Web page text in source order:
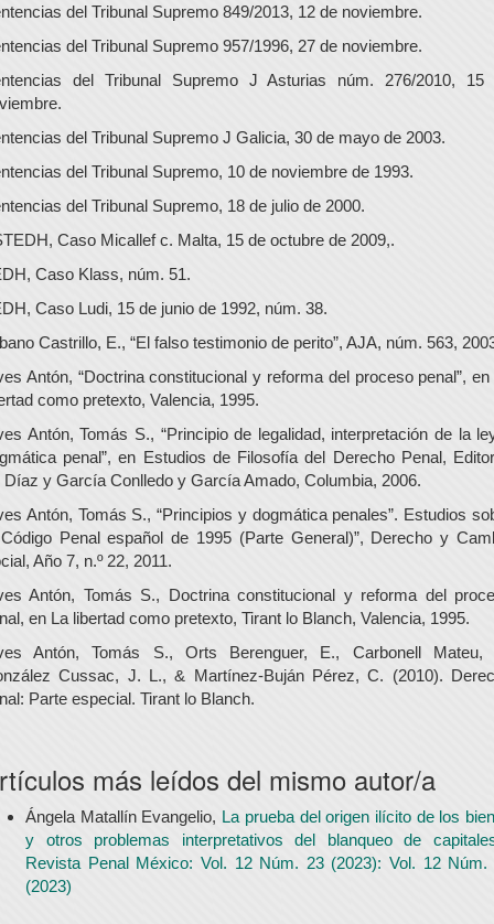
del Tribunal Supremo 849/2013, 12 de noviembre.
del Tribunal Supremo 957/1996, 27 de noviembre.
del Tribunal Supremo J Asturias núm. 276/2010, 15
del Tribunal Supremo J Galicia, 30 de mayo de 2003.
del Tribunal Supremo, 10 de noviembre de 1993.
del Tribunal Supremo, 18 de julio de 2000.
Caso Micallef c. Malta, 15 de octubre de 2009,.
Caso Klass, núm. 51.
Caso Ludi, 15 de junio de 1992, núm. 38.
Castrillo, E., “El falso testimonio de perito”, AJA, núm. 563,
Antón, “Doctrina constitucional y reforma del proceso penal”, en
como pretexto, Valencia, 1995.
Antón, Tomás S., “Principio de legalidad, interpretación de la
penal”, en Estudios de Filosofía del Derecho Penal,
Díaz y García Conlledo y García Amado, Columbia, 2006.
Antón, Tomás S., “Principios y dogmática penales”. Estudios
Penal español de 1995 (Parte General)”, Derecho y
Año 7, n.º 22, 2011.
Antón, Tomás S., Doctrina constitucional y reforma del
en La libertad como pretexto, Tirant lo Blanch, Valencia, 1995.
Antón, Tomás S., Orts Berenguer, E., Carbonell Mateu,
Cussac, J. L., & Martínez-Buján Pérez, C. (2010).
Parte especial. Tirant lo Blanch.
más leídos del mismo autor/a
Ángela Matallín Evangelio, La prueba del origen ilícito de los
y otros problemas interpretativos del blanqueo de
Revista Penal México: Vol. 12 Núm. 23 (2023): Vol. 12 Núm.
(2023)